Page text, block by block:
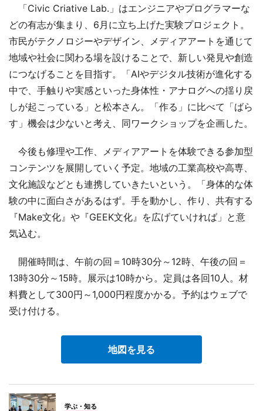
「Civic Criative Lab.」はエンジニアやプログラマーな
どの有志が集まり、6月に立ち上げた実験プロジェクト。
市民がテクノロジーやデザイン、メディアアートを通じて
地域や社会に関わる場を設けることで、新しい発見や創造
につなげることを目指す。「AIやデジタル技術が進化する
中で、手触りや実感といった身体性・アナログへの揺り戻
しが起こっている」と松本さん。「作る」に比べて「ばら
す」機会は少ないと考え、同ワークショップを企画した。
今後も修理や工作、メディアアートを体験できる参加型
コンテンツを展開していく予定。地域の工業高校や高専、
文化施設などとも連携していきたいという。「身体的な体
験の中に面白さがあるはず。手を動かし、作り、共有する
『Make文化』や『GEEK文化』を広げていければ」と意
気込む。
開催時間は、午前の回＝10時30分～12時、午後の回＝
13時30分～15時。展示は10時から。定員は各回10人。材
料費として300円～1,000円程度かかる。予約はウェブで
受け付ける。
地図を見る
学ぶ・知る